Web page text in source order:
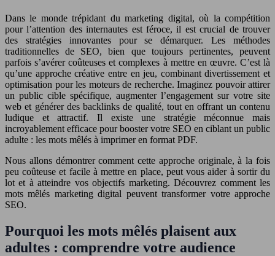
Dans le monde trépidant du marketing digital, où la compétition
pour l’attention des internautes est féroce, il est crucial de trouver
des stratégies innovantes pour se démarquer. Les méthodes
traditionnelles de SEO, bien que toujours pertinentes, peuvent
parfois s’avérer coûteuses et complexes à mettre en œuvre. C’est là
qu’une approche créative entre en jeu, combinant divertissement et
optimisation pour les moteurs de recherche. Imaginez pouvoir attirer
un public cible spécifique, augmenter l’engagement sur votre site
web et générer des backlinks de qualité, tout en offrant un contenu
ludique et attractif. Il existe une stratégie méconnue mais
incroyablement efficace pour booster votre SEO en ciblant un public
adulte : les mots mêlés à imprimer en format PDF.
Nous allons démontrer comment cette approche originale, à la fois
peu coûteuse et facile à mettre en place, peut vous aider à sortir du
lot et à atteindre vos objectifs marketing. Découvrez comment les
mots mêlés marketing digital peuvent transformer votre approche
SEO.
Pourquoi les mots mêlés plaisent aux
adultes : comprendre votre audience